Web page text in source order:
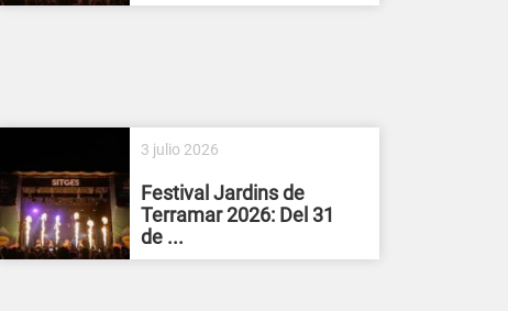
3 julio 2026
Festival Jardins de
Terramar 2026: Del 31
de ...